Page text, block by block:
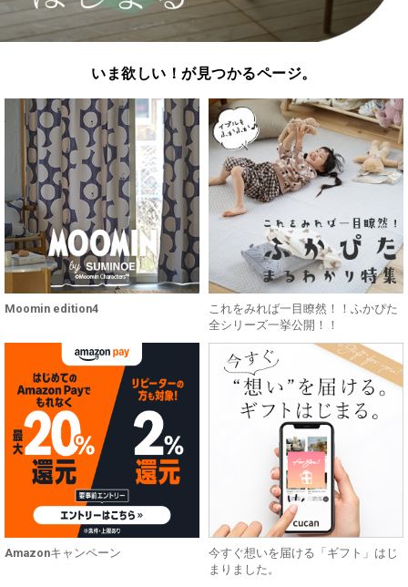
いま欲しい！が見つかるページ。
Moomin edition4
これをみれば一目瞭然！！ふかぴた
全シリーズ一挙公開！！
Amazonキャンペーン
今すぐ想いを届ける「ギフト」はじ
まりました。